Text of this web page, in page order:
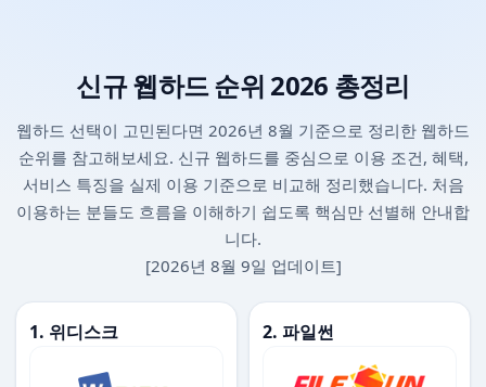
신규 웹하드 순위 2026 총정리
웹하드 선택이 고민된다면 2026년 8월 기준으로 정리한 웹하드
순위를 참고해보세요. 신규 웹하드를 중심으로 이용 조건, 혜택,
서비스 특징을 실제 이용 기준으로 비교해 정리했습니다. 처음
이용하는 분들도 흐름을 이해하기 쉽도록 핵심만 선별해 안내합
니다.
[2026년 8월 9일 업데이트]
1. 위디스크 2. 파일썬